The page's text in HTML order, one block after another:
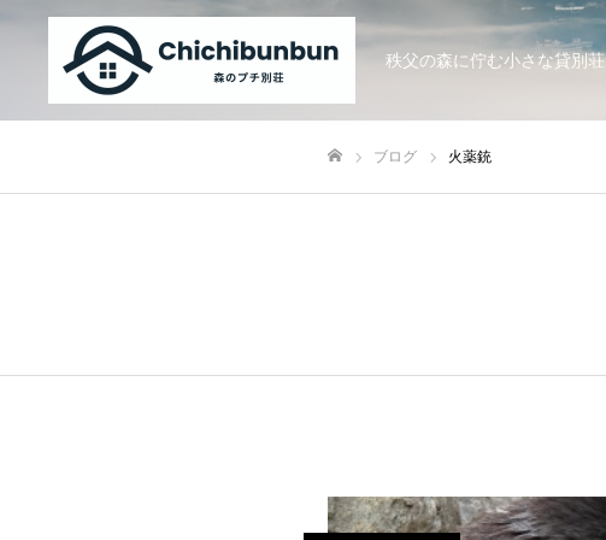
秩父の森に佇む小さな貸別荘
ブログ 火薬銃